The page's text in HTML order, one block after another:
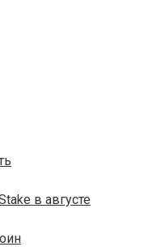
в августе